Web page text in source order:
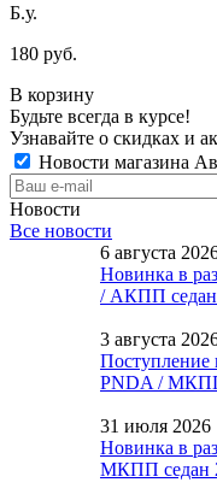
Б.у.
180 руб.
В корзину
Будьте всегда в курсе!
Узнавайте о скидках и
Новости магазина
Новости
Все новости
6 августа
Новинка в
/ АКПП седан
3 августа
Поступление
PNDA / МКПП
31 июля 2026
Новинка в
МКПП седан